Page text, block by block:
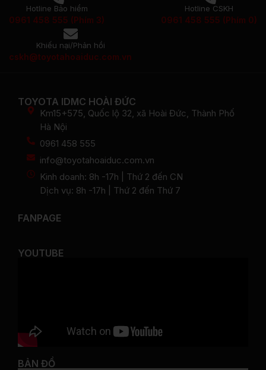
Hotline Bảo hiểm
0961 458 555 (Phím 3)
Hotline CSKH
0961 458 555 (Phím 0)
Khiếu nại/Phản hồi
cskh@toyotahoaiduc.com.vn
TOYOTA IDMC HOÀI ĐỨC
Km15+575, Quốc lộ 32, xã Hoài Đức, Thành Phố
Hà Nội
0961 458 555
info@toyotahoaiduc.com.vn
Kinh doanh: 8h -17h | Thứ 2 đến CN
Dịch vụ: 8h -17h | Thứ 2 đến Thứ 7
FANPAGE
YOUTUBE
BẢN ĐỒ